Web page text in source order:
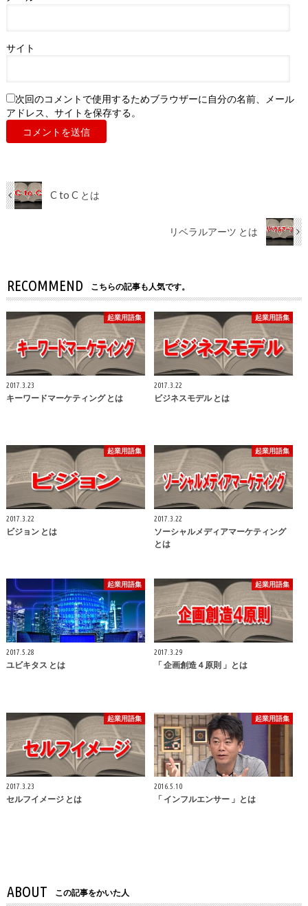
サイト
次回のコメントで使用するためブラウザーに自分の名前、メール
アドレス、サイトを保存する。
C to C とは
リベラルアーツ とは
RECOMMEND こちらの記事も人気です。
起業用語集
2017.3.23
キーワードマーケティング とは
起業用語集
2017.3.22
ビジネスモデル とは
起業用語集
2017.3.22
ビジョン とは
起業用語集
2017.3.22
ソーシャルメディアマーケティング
とは
起業用語集
2017.5.28
ユビキタス とは
起業用語集
2017.3.29
「 企画創造４原則 」とは
起業用語集
2017.3.23
セルフイメージ とは
起業用語集
2016.5.10
「 インフルエンサー 」とは
ABOUT この記事をかいた人